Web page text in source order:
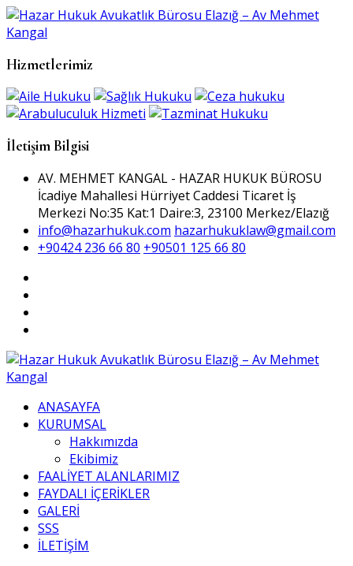
Hizmetlerimiz
İletişim Bilgisi
AV. MEHMET KANGAL - HAZAR HUKUK BÜROSU
İcadiye Mahallesi Hürriyet Caddesi Ticaret İş
Merkezi No:35 Kat:1 Daire:3, 23100 Merkez/Elazığ
info@hazarhukuk.com hazarhukuklaw@gmail.com
+90424 236 66 80 +90501 125 66 80
ANASAYFA
KURUMSAL
Hakkımızda
Ekibimiz
FAALİYET ALANLARIMIZ
FAYDALI İÇERİKLER
GALERİ
SSS
İLETİŞİM